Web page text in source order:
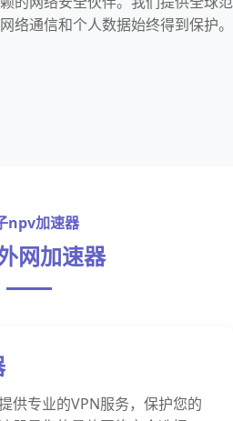
络通信和个人数据始终得到保护。
npv加速器
网加速器
供专业的VPN服务，保护您的